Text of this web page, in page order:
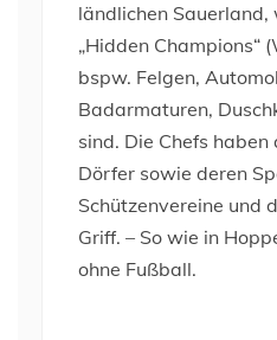
ländlichen Sauerland,
„Hidden Champions“
bspw. Felgen,
Badarmaturen,
sind. Die Chefs
Dörfer sowie deren
Schützenvereine und
Griff. – So wie in
ohne Fußball.